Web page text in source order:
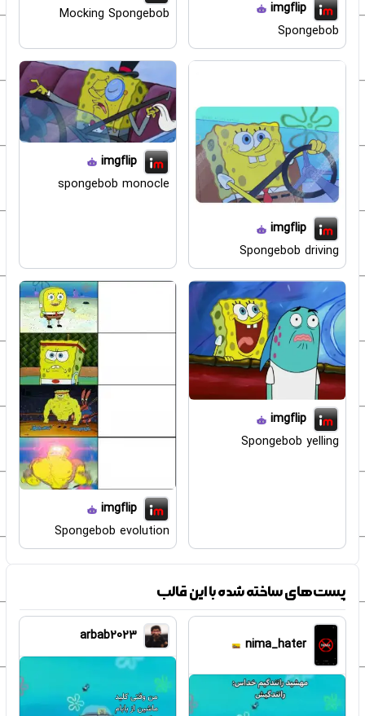
imgflip
Spongebob
Mocking Spongebob
imgflip
Spongebob driving
imgflip
spongebob monocle
imgflip
Spongebob yelling
imgflip
Spongebob evolution
پست‌های ساخته شده با این قالب
nima_hater
arbab2023